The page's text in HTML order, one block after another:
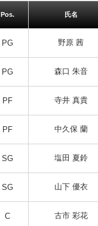
Pos. 氏名
PG 野原 茜
PG 森口 朱音
PF 寺井 真貴
PF 中久保 蘭
SG 塩田 夏鈴
SG 山下 優衣
C 古市 彩花